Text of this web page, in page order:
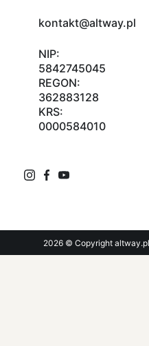
kontakt@altway.pl
NIP:
5842745045
REGON:
362883128
KRS:
0000584010